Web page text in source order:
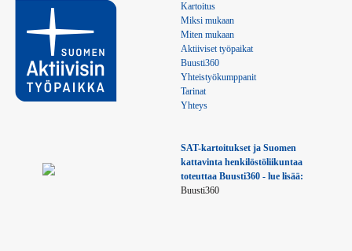
Kartoitus
Miksi mukaan
Miten mukaan
Aktiiviset työpaikat
Buusti360
Yhteistyökumppanit
Tarinat
Yhteys
SAT-kartoitukset ja Suomen
kattavinta henkilöstöliikuntaa
toteuttaa Buusti360 - lue lisää:
Buusti360